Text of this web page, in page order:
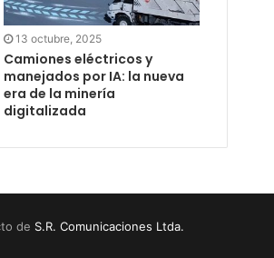
13 octubre, 2025
Camiones eléctricos y
manejados por IA: la nueva
era de la minería
digitalizada
de S.R. Comunicaciones Ltda.